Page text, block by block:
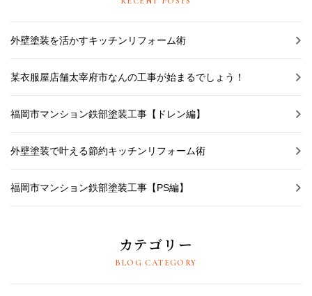
外壁塗装を活かすキッチンリフォーム術
某衣服屋店舗太宰府市なんの工事が始まるでしょう！
福岡市マンション鉄部塗装工事【ドレン編】
外壁塗装で叶える節約キッチンリフォーム術
福岡市マンション鉄部塗装工事【PS編】
カテゴリー
BLOG CATEGORY